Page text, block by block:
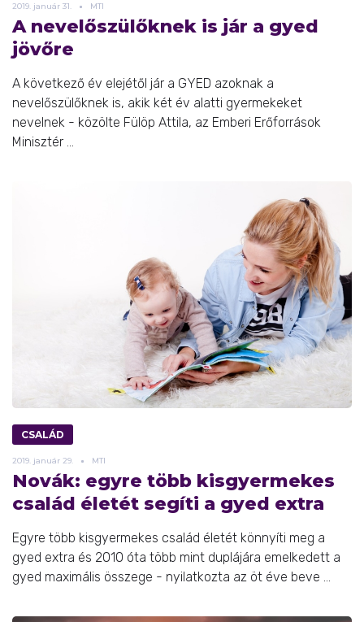
2019. január 31. MTI
A nevelőszülőknek is jár a gyed
jövőre
A következő év elejétől jár a GYED azoknak a
nevelőszülőknek is, akik két év alatti gyermekeket
nevelnek - közölte Fülöp Attila, az Emberi Erőforrások
Minisztér ...
CSALÁD
2019. január 29. MTI
Novák: egyre több kisgyermekes
család életét segíti a gyed extra
Egyre több kisgyermekes család életét könnyíti meg a
gyed extra és 2010 óta több mint duplájára emelkedett a
gyed maximális összege - nyilatkozta az öt éve beve ...